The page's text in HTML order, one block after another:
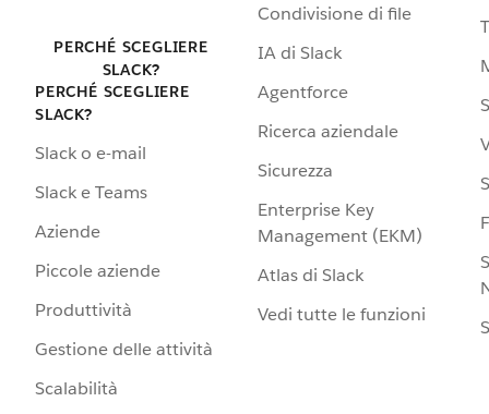
PERCHÉ SCEGLIERE
SLACK?
PERCHÉ SCEGLIERE
SLACK?
Slack o e-mail
Slack e Teams
Aziende
Piccole aziende
Produttività
Gestione delle attività
Scalabilità
Condivisione di file
IA di Slack
Agentforce
Ricerca aziendale
Sicurezza
Enterprise Key
Management (EKM)
Atlas di Slack
Vedi tutte le funzioni